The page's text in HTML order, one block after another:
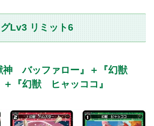
Lv3 リミット6
神 バッファロー』＋『幻獣
＋『幻獣 ヒャッココ』